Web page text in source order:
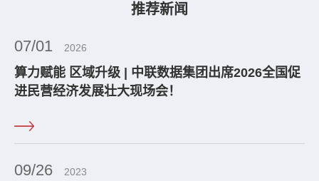
推荐新闻
07/01 2026
算力赋能 区域升级 | 中联数据集团出席2026全国促
进民营经济发展壮大现场会！
09/26 2023